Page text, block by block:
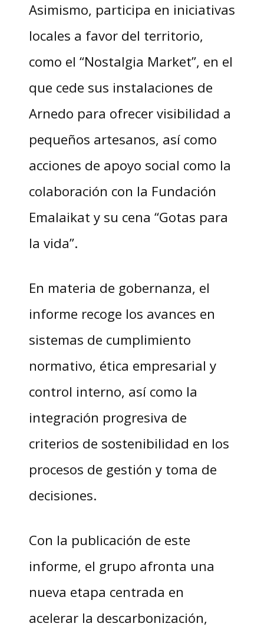
Asimismo, participa en iniciativas
locales a favor del territorio,
como el “Nostalgia Market”, en el
que cede sus instalaciones de
Arnedo para ofrecer visibilidad a
pequeños artesanos, así como
acciones de apoyo social como la
colaboración con la Fundación
Emalaikat y su cena “Gotas para
la vida”.
En materia de gobernanza, el
informe recoge los avances en
sistemas de cumplimiento
normativo, ética empresarial y
control interno, así como la
integración progresiva de
criterios de sostenibilidad en los
procesos de gestión y toma de
decisiones.
Con la publicación de este
informe, el grupo afronta una
nueva etapa centrada en
acelerar la descarbonización,